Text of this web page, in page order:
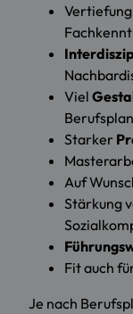
Viel
Starker
Auf
Stärkung
Fit auch
Je nach